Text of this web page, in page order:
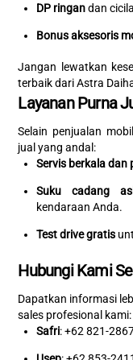
DP ringandan
Bonus aksesoris
Jangan lewatkan
terbaik dari Astra
Layanan Purna
Selain penjualan
jual yang andal:
Servis berkala
Suku cadang
kendaraan Anda.
Test drive gratis
Hubungi Kami
Dapatkan informasi
sales profesional kami:
Safri: +62 821-